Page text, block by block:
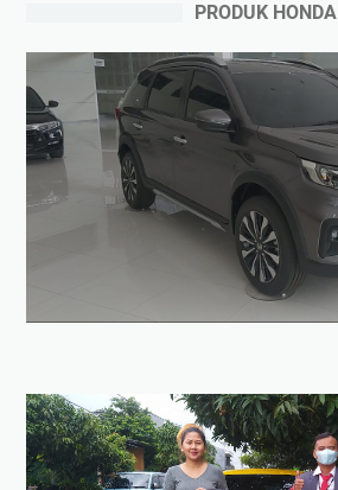
PRODUK HONDA